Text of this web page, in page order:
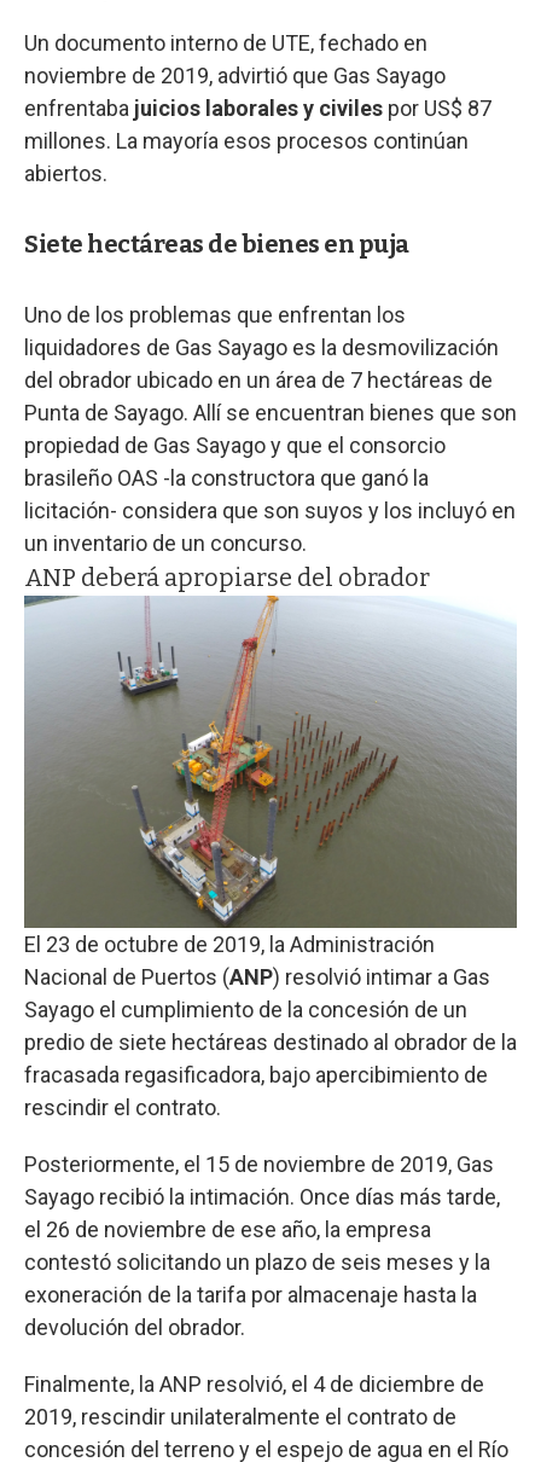
Un documento interno de UTE, fechado en
noviembre de 2019, advirtió que Gas Sayago
enfrentaba juicios laborales y civiles por US$ 87
millones. La mayoría esos procesos continúan
abiertos.
Siete hectáreas de bienes en puja
Uno de los problemas que enfrentan los
liquidadores de Gas Sayago es la desmovilización
del obrador ubicado en un área de 7 hectáreas de
Punta de Sayago. Allí se encuentran bienes que son
propiedad de Gas Sayago y que el consorcio
brasileño OAS -la constructora que ganó la
licitación- considera que son suyos y los incluyó en
un inventario de un concurso.
ANP deberá apropiarse del obrador
El 23 de octubre de 2019, la Administración
Nacional de Puertos (ANP) resolvió intimar a Gas
Sayago el cumplimiento de la concesión de un
predio de siete hectáreas destinado al obrador de la
fracasada regasificadora, bajo apercibimiento de
rescindir el contrato.
Posteriormente, el 15 de noviembre de 2019, Gas
Sayago recibió la intimación. Once días más tarde,
el 26 de noviembre de ese año, la empresa
contestó solicitando un plazo de seis meses y la
exoneración de la tarifa por almacenaje hasta la
devolución del obrador.
Finalmente, la ANP resolvió, el 4 de diciembre de
2019, rescindir unilateralmente el contrato de
concesión del terreno y el espejo de agua en el Río